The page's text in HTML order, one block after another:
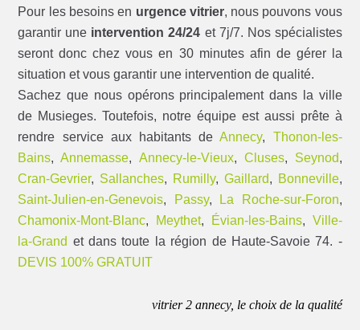
Pour les besoins en urgence vitrier, nous pouvons vous
garantir une intervention 24/24 et 7j/7. Nos spécialistes
seront donc chez vous en 30 minutes afin de gérer la
situation et vous garantir une intervention de qualité.
Sachez que nous opérons principalement dans la ville
de Musieges. Toutefois, notre équipe est aussi prête à
rendre service aux habitants deAnnecy, Thonon-les-
Bains,Annemasse, Annecy-le-Vieux, Cluses, Seynod,
Cran-Gevrier, Sallanches, Rumilly, Gaillard, Bonneville,
Saint-Julien-en-Genevois, Passy, La Roche-sur-Foron,
Chamonix-Mont-Blanc, Meythet, Évian-les-Bains, Ville-
la-Grand et dans toute la région de Haute-Savoie 74. -
DEVIS 100% GRATUIT
vitrier 2 annecy, le choix de la qualité